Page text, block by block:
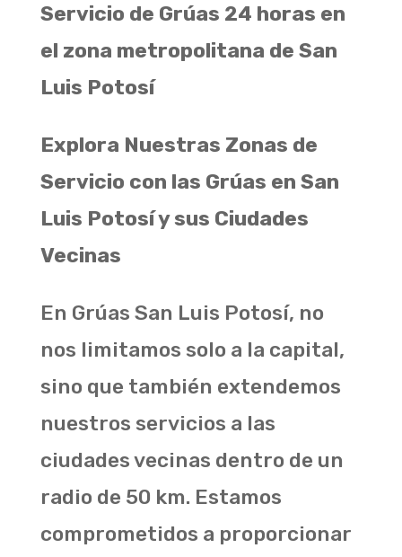
Servicio de Grúas 24 horas en
el zona metropolitana de San
Luis Potosí
Explora Nuestras Zonas de
Servicio con las Grúas en San
Luis Potosí y sus Ciudades
Vecinas
En Grúas San Luis Potosí, no
nos limitamos solo a la capital,
sino que también extendemos
nuestros servicios a las
ciudades vecinas dentro de un
radio de 50 km. Estamos
comprometidos a proporcionar